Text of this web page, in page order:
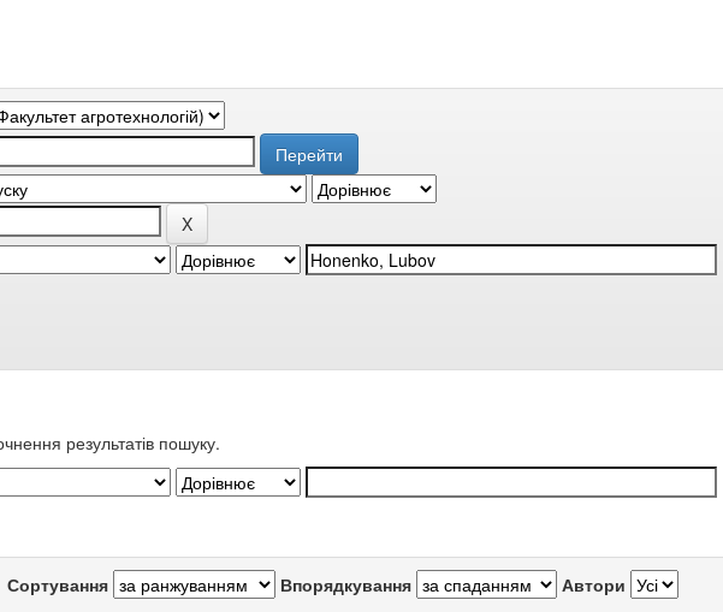
результатів пошуку.
Сортування Впорядкування Автори